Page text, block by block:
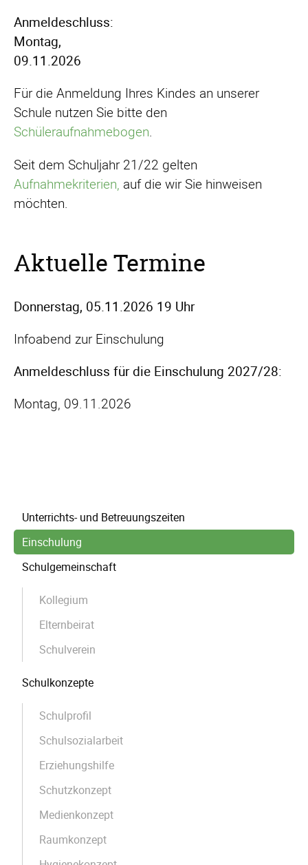
Anmeldeschluss:
Montag,
09.11.2026
Für die Anmeldung Ihres Kindes an unserer
Schule nutzen Sie bitte den
Schüleraufnahmebogen.
Seit dem Schuljahr 21/22 gelten
Aufnahmekriterien, auf die wir Sie hinweisen
möchten.
Aktuelle Termine
Donnerstag, 05.11.2026 19 Uhr
Infoabend zur Einschulung
Anmeldeschluss für die Einschulung 2027/28:
Montag, 09.11.2026
überspringen
Unterrichts- und Betreuungszeiten
Einschulung
Schulgemeinschaft
Kollegium
Elternbeirat
Schulverein
Schulkonzepte
Schulprofil
Schulsozialarbeit
Erziehungshilfe
Schutzkonzept
Medienkonzept
Raumkonzept